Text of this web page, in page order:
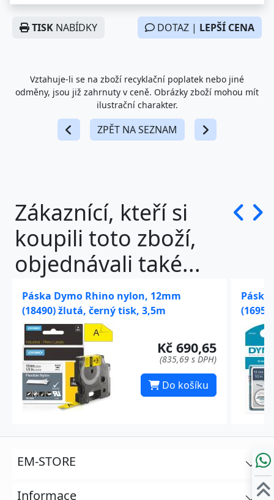
TISK NABÍDKY DOTAZ | LEPŠÍ CENA
Vztahuje-li se na zboží recyklační poplatek nebo jiné
odměny, jsou již zahrnuty v ceně. Obrázky zboží mohou mít
ilustrační charakter.
ZPĚT NA SEZNAM
Zákaznící, kteří si
koupili toto zboží,
objednávali také...
Páska Dymo Rhino nylon, 12mm
(18490) žlutá, černý tisk, 3,5m
Kč 690,65
(835,69 s DPH)
Do košíku
EM-STORE
Informace